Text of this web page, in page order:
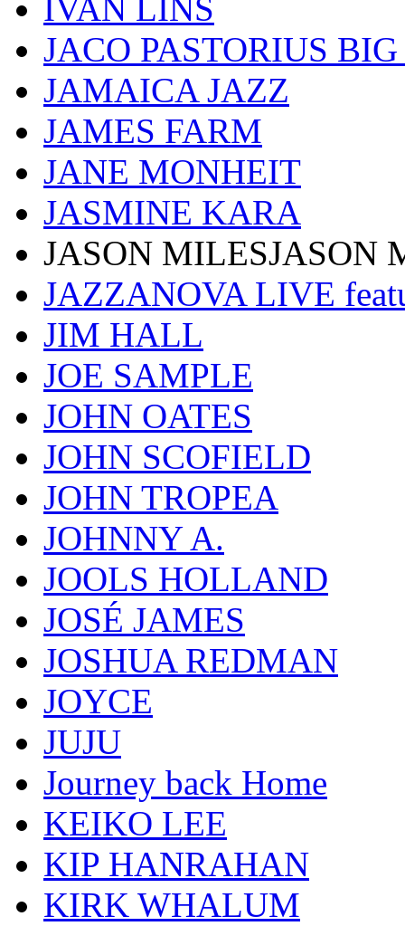
IVAN LINS
JACO PASTORIUS
JAMAICA JAZZ
JAMES FARM
JANE MONHEIT
JASMINE KARA
JASON MILESJASON
JAZZANOVA LIVE
JIM HALL
JOE SAMPLE
JOHN OATES
JOHN SCOFIELD
JOHN TROPEA
JOHNNY A.
JOOLS HOLLAND
JOSÉ JAMES
JOSHUA REDMAN
JOYCE
JUJU
Journey back Home
KEIKO LEE
KIP HANRAHAN
KIRK WHALUM